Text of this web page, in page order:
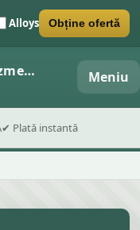
Alloys Obține ofertă
Milnrow Centru de dezmembrări auto Meniu
✔ Plată instantă